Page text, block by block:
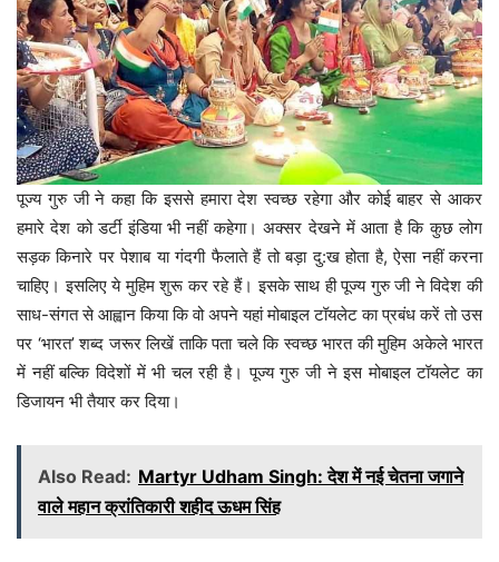
पूज्य गुरु जी ने कहा कि इससे हमारा देश स्वच्छ रहेगा और कोई बाहर से आकर
हमारे देश को डर्टी इंडिया भी नहीं कहेगा। अक्सर देखने में आता है कि कुछ लोग
सड़क किनारे पर पेशाब या गंदगी फैलाते हैं तो बड़ा दु:ख होता है, ऐसा नहीं करना
चाहिए। इसलिए ये मुहिम शुरू कर रहे हैं। इसके साथ ही पूज्य गुरु जी ने विदेश की
साध-संगत से आह्वान किया कि वो अपने यहां मोबाइल टॉयलेट का प्रबंध करें तो उस
पर ‘भारत’ शब्द जरूर लिखें ताकि पता चले कि स्वच्छ भारत की मुहिम अकेले भारत
में नहीं बल्कि विदेशों में भी चल रही है। पूज्य गुरु जी ने इस मोबाइल टॉयलेट का
डिजायन भी तैयार कर दिया।
Also Read: Martyr Udham Singh: देश में नई चेतना जगाने
वाले महान क्रांतिकारी शहीद ऊधम सिंह